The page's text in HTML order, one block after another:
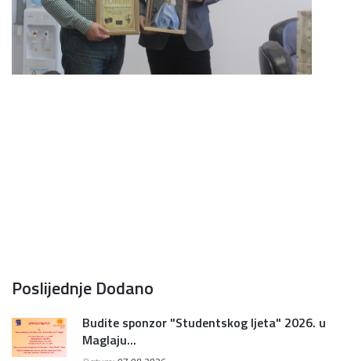
Poslijednje Dodano
Budite sponzor "Studentskog ljeta" 2026. u
Maglaju...